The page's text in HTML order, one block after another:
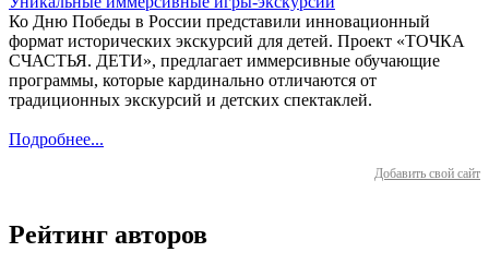
Ко Дню Победы в России представили инновационный
формат исторических экскурсий для детей. Проект «ТОЧКА
СЧАСТЬЯ. ДЕТИ», предлагает иммерсивные обучающие
программы, которые кардинально отличаются от
традиционных экскурсий и детских спектаклей.
Подробнее...
Добавить свой сайт
Рейтинг авторов